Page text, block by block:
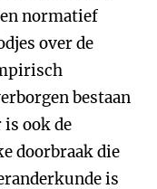
normatief
over de
bestaan
ook de
doorbraak die
is